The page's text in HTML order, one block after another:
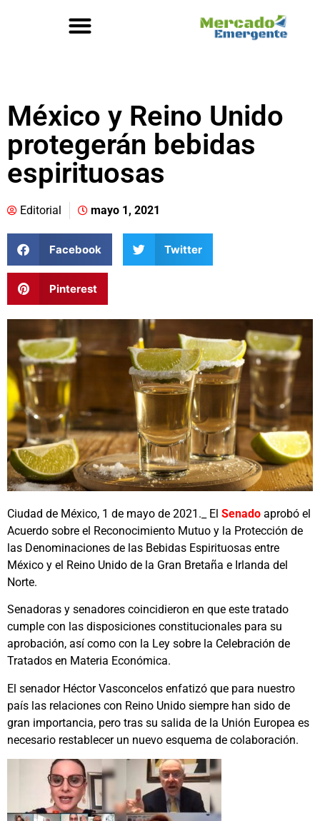
México y Reino Unido
protegerán bebidas
espirituosas
Editorial mayo 1, 2021
Facebook Twitter
Pinterest
Ciudad de México, 1 de mayo de 2021._ El Senado aprobó el
Acuerdo sobre el Reconocimiento Mutuo y la Protección de
las Denominaciones de las Bebidas Espirituosas entre
México y el Reino Unido de la Gran Bretaña e Irlanda del
Norte.
Senadoras y senadores coincidieron en que este tratado
cumple con las disposiciones constitucionales para su
aprobación, así como con la Ley sobre la Celebración de
Tratados en Materia Económica.
El senador Héctor Vasconcelos enfatizó que para nuestro
país las relaciones con Reino Unido siempre han sido de
gran importancia, pero tras su salida de la Unión Europea es
necesario restablecer un nuevo esquema de colaboración.